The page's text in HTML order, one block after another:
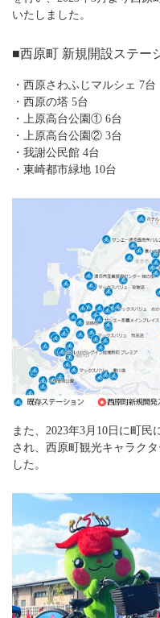
いたしました。
■西原町 新規開設ステ
・西原さわふじマルシェ 7台
・西原の塔 5台
・上原高台公園① 6台
・上原高台公園② 3台
・我謝公民館 4台
・東崎都市緑地 10台
また、2023年3月10日に町
され、西原町観光キャラク
した。